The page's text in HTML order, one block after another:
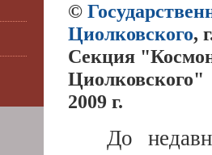
©
Циолковского,
Секция
Циолковского"
2009 г.
До